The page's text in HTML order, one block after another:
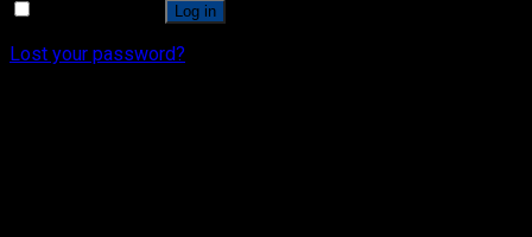
Log in
Lost your password?